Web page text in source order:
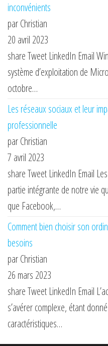
inconvénients
par Christian
20 avril 2023
share Tweet LinkedIn Email
système d’exploitation de
octobre…
Les réseaux sociaux et leur
professionnelle
par Christian
7 avril 2023
share Tweet LinkedIn Email
partie intégrante de notre vie
que Facebook,…
Comment bien choisir son
besoins
par Christian
26 mars 2023
share Tweet LinkedIn Email
s’avérer complexe, étant
caractéristiques…